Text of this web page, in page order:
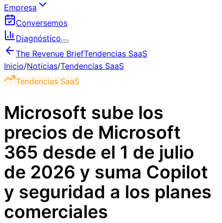
Empresa
Conversemos
Diagnóstico
The Revenue BriefTendencias SaaS
Inicio/Noticias/Tendencias SaaS
Tendencias SaaS
Microsoft sube los
precios de Microsoft
365 desde el 1 de julio
de 2026 y suma Copilot
y seguridad a los planes
comerciales